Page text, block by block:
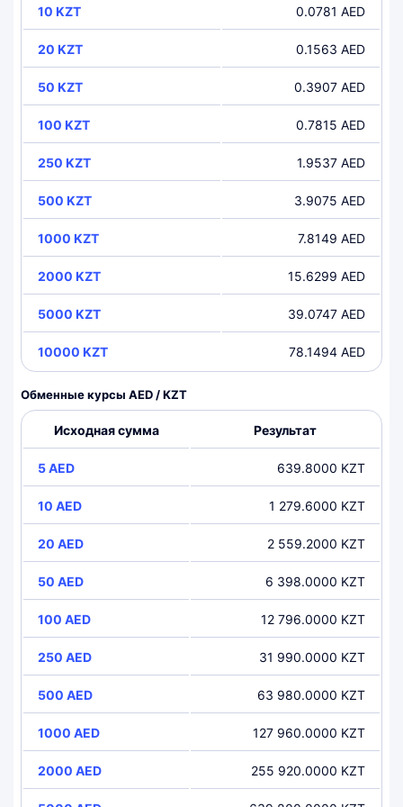
10 KZT 0.0781 AED
20 KZT 0.1563 AED
50 KZT 0.3907 AED
100 KZT 0.7815 AED
250 KZT 1.9537 AED
500 KZT 3.9075 AED
1000 KZT 7.8149 AED
2000 KZT 15.6299 AED
5000 KZT 39.0747 AED
10000 KZT 78.1494 AED
Обменные курсы AED / KZT
Исходная сумма Результат
5 AED 639.8000 KZT
10 AED 1 279.6000 KZT
20 AED 2 559.2000 KZT
50 AED 6 398.0000 KZT
100 AED 12 796.0000 KZT
250 AED 31 990.0000 KZT
500 AED 63 980.0000 KZT
1000 AED 127 960.0000 KZT
2000 AED 255 920.0000 KZT